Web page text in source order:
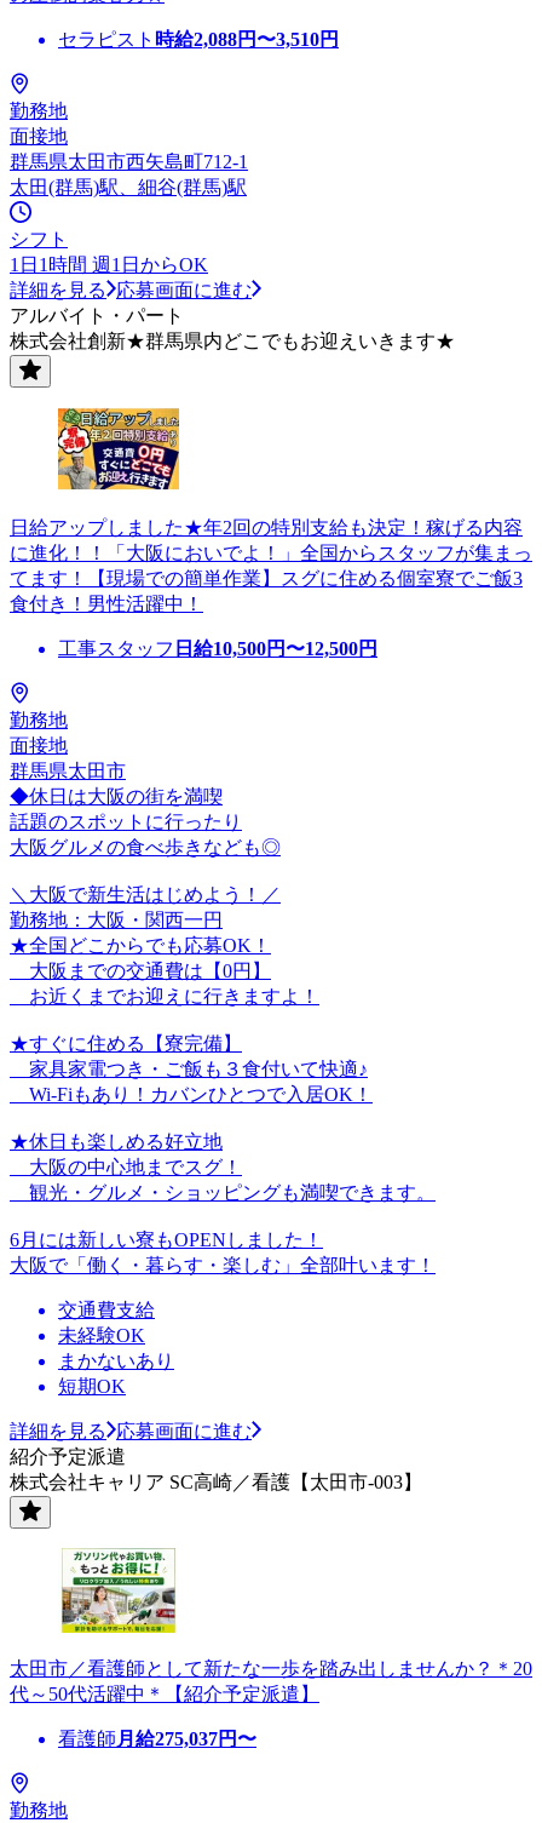
セラピスト 時給2,088円〜3,510円
勤務地
面接地
群馬県太田市西矢島町712-1
太田(群馬)駅、細谷(群馬)駅
シフト
1日1時間 週1日からOK
詳細を見る
応募画面に進む
アルバイト・パート
株式会社創新★群馬県内どこでもお迎えいきます★
日給アップしました★年2回の特別支給も決定！稼げる内容
に進化！！「大阪においでよ！」全国からスタッフが集まっ
てます！【現場での簡単作業】スグに住める個室寮でご飯3
食付き！男性活躍中！
工事スタッフ 日給10,500円〜12,500円
勤務地
面接地
群馬県太田市
◆休日は大阪の街を満喫
話題のスポットに行ったり
大阪グルメの食べ歩きなども◎
＼大阪で新生活はじめよう！／
勤務地：大阪・関西一円
★全国どこからでも応募OK！
大阪までの交通費は【0円】
お近くまでお迎えに行きますよ！
★すぐに住める【寮完備】
家具家電つき・ご飯も３食付いて快適♪
Wi-Fiもあり！カバンひとつで入居OK！
★休日も楽しめる好立地
大阪の中心地までスグ！
観光・グルメ・ショッピングも満喫できます。
6月には新しい寮もOPENしました！
大阪で「働く・暮らす・楽しむ」全部叶います！
交通費支給
未経験OK
まかないあり
短期OK
詳細を見る
応募画面に進む
紹介予定派遣
株式会社キャリア SC高崎／看護【太田市-003】
太田市／看護師として新たな一歩を踏み出しませんか？＊20
代～50代活躍中＊【紹介予定派遣】
看護師 月給275,037円〜
勤務地